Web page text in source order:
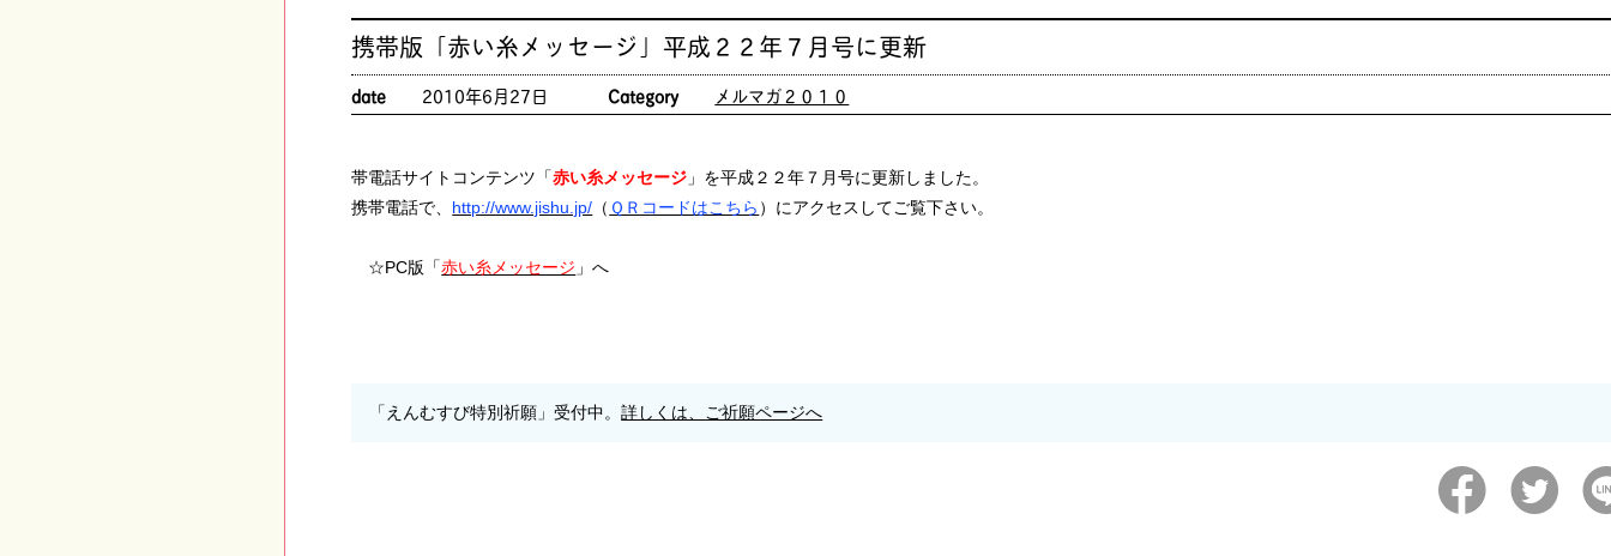
携帯版「赤い糸メッセージ」平成２２年７月号に更新
date 2010年6月27日 Category メルマガ２０１０
帯電話サイトコンテンツ「赤い糸メッセージ 」を平成２２年７月号に更新しました。
携帯電話で、 http://www.jishu.jp/ （ ＱＲコードはこちら ）にアクセスしてご覧下さい。
☆PC版「赤い糸メッセージ 」へ
「えんむすび特別祈願」受付中。詳しくは、ご祈願ページへ